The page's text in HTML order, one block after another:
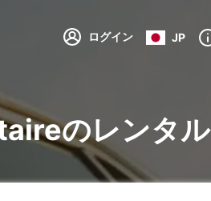
ログイン JP
のレンタル